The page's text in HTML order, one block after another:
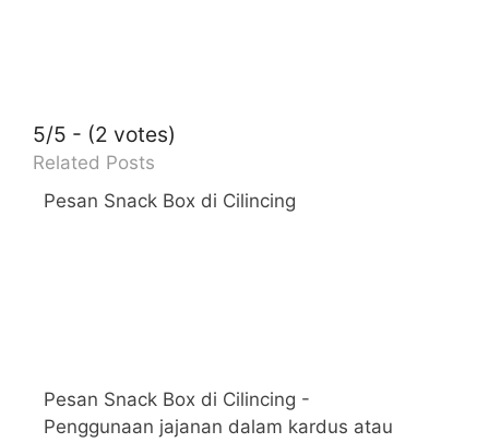
5/5 - (2 votes)
Related Posts
Pesan Snack Box di Cilincing
Pesan Snack Box di Cilincing -
Penggunaan jajanan dalam kardus atau